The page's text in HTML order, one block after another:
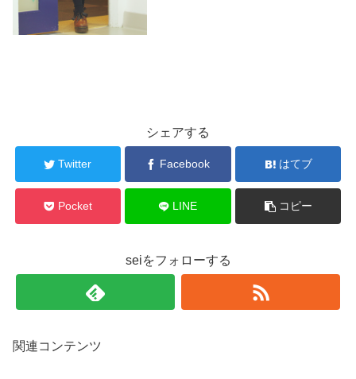
シェアする
Twitter Facebook はてブ
Pocket LINE コピー
seiをフォローする
関連コンテンツ